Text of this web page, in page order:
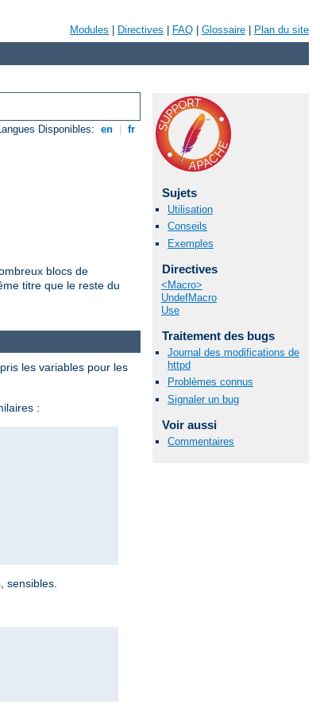
Modules Directives FAQ Glossaire Plan du site
Disponibles: en fr
blocs de
titre que le reste du
Sujets
Utilisation
Conseils
Exemples
Directives
<Macro>
UndefMacro
Use
Traitement des bugs
Journal des modifications de
httpd
Problèmes connus
Signaler un bug
Voir aussi
Commentaires
les variables pour les
:
sensibles.